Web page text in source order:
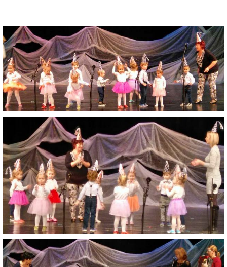
VÝVESKA PRIJATÝCH DETÍ NA ŠKOLSKÝ ROK 2026/2027
POKRAČOVANIE PLNENIA POVINNÉHO
PREDPRIMÁRNEHO VZDELÁVANIA
ŠKOLSKÝ VZDELÁVACÍ PROGRAM ZVEDAVÁ KUKUČKA
SPRÁVY O VÝCHOVNO-VZDELÁVACEJ ČINNOSTI
ŠKOLSKÝ PORIADOK
SMERNICE
ČO NÁS ČAKÁ V ŠKÔLKE...
ZAUJÍMAVOSTI PRE RODIČOV